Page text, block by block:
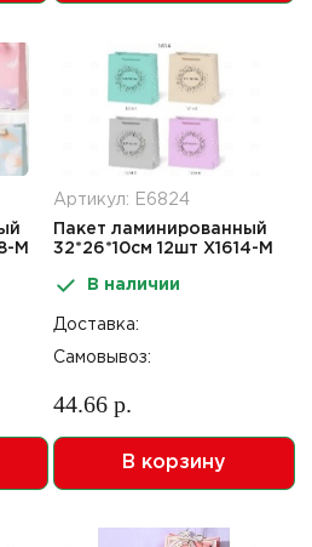
M
Артикул: Е6824
Пакет ламинированный
32*26*10см 12шт X1614-M
В наличии
Доставка:
Самовывоз:
44.66 р.
В корзину